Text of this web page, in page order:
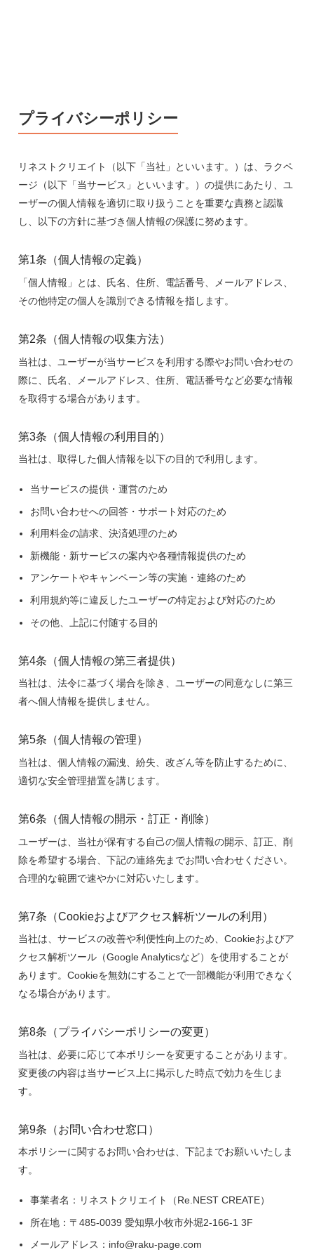
プライバシーポリシー
リネストクリエイト（以下「当社」といいます。）は、ラクペ
ージ（以下「当サービス」といいます。）の提供にあたり、ユ
ーザーの個人情報を適切に取り扱うことを重要な責務と認識
し、以下の方針に基づき個人情報の保護に努めます。
第1条（個人情報の定義）
「個人情報」とは、氏名、住所、電話番号、メールアドレス、
その他特定の個人を識別できる情報を指します。
第2条（個人情報の収集方法）
当社は、ユーザーが当サービスを利用する際やお問い合わせの
際に、氏名、メールアドレス、住所、電話番号など必要な情報
を取得する場合があります。
第3条（個人情報の利用目的）
当社は、取得した個人情報を以下の目的で利用します。
当サービスの提供・運営のため
お問い合わせへの回答・サポート対応のため
利用料金の請求、決済処理のため
新機能・新サービスの案内や各種情報提供のため
アンケートやキャンペーン等の実施・連絡のため
利用規約等に違反したユーザーの特定および対応のため
その他、上記に付随する目的
第4条（個人情報の第三者提供）
当社は、法令に基づく場合を除き、ユーザーの同意なしに第三
者へ個人情報を提供しません。
第5条（個人情報の管理）
当社は、個人情報の漏洩、紛失、改ざん等を防止するために、
適切な安全管理措置を講じます。
第6条（個人情報の開示・訂正・削除）
ユーザーは、当社が保有する自己の個人情報の開示、訂正、削
除を希望する場合、下記の連絡先までお問い合わせください。
合理的な範囲で速やかに対応いたします。
第7条（Cookieおよびアクセス解析ツールの利用）
当社は、サービスの改善や利便性向上のため、Cookieおよびア
クセス解析ツール（Google Analyticsなど）を使用することが
あります。Cookieを無効にすることで一部機能が利用できなく
なる場合があります。
第8条（プライバシーポリシーの変更）
当社は、必要に応じて本ポリシーを変更することがあります。
変更後の内容は当サービス上に掲示した時点で効力を生じま
す。
第9条（お問い合わせ窓口）
本ポリシーに関するお問い合わせは、下記までお願いいたしま
す。
事業者名：リネストクリエイト（Re.NEST CREATE）
所在地：〒485-0039 愛知県小牧市外堀2-166-1 3F
メールアドレス：info@raku-page.com